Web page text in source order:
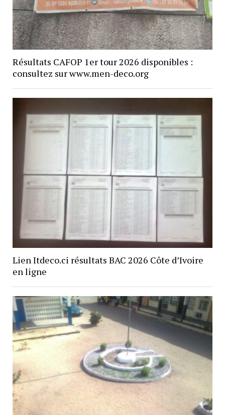
Résultats CAFOP 1er tour 2026 disponibles :
consultez sur www.men-deco.org
Lien Itdeco.ci résultats BAC 2026 Côte d’Ivoire
en ligne